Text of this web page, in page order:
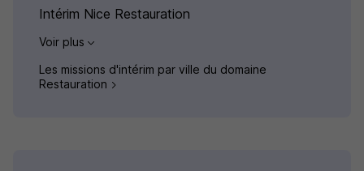
Intérim Nice Restauration
Voir plus
Les missions d'intérim par ville du domaine
Restauration